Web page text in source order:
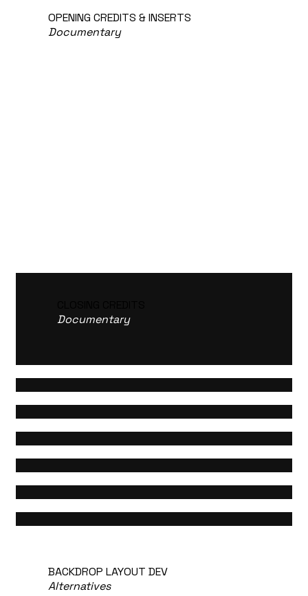
OPENING CREDITS & INSERTS
Documentary
Documentary
BACKDROP LAYOUT DEV
Alternatives